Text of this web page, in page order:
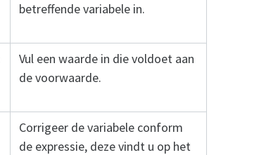
betreffende variabele in.
Vul een waarde in die voldoet aan
de voorwaarde.
Corrigeer de variabele conform
de expressie, deze vindt u op het